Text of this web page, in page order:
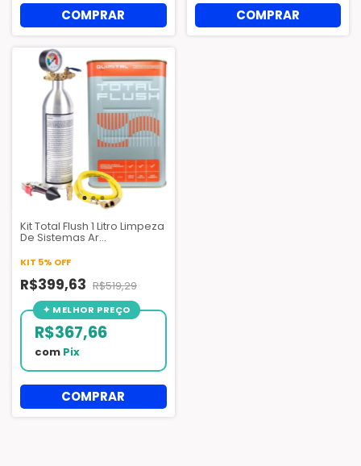
Kit Total Flush 1 Litro Limpeza
De Sistemas Ar
Injetora 141b
KIT 5% OFF
R$399,63 R$519,29
R$367,66
com Pix